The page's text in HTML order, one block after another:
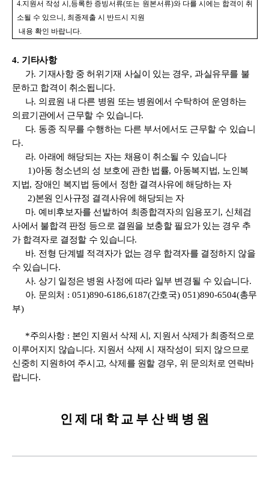
4.지원서 작성 시,등록한 증빙서류(또는 원본서류)와 다를 시에는 합격이 취
소될 수 있으니 , 최종제출 시 반드시 지원
내용 확인 바랍니다.
4. 기타사항
가. 기재사항 중 허위기재 사실이 있는 경우,과실유무를 불
문하고 합격이 취소됩니다.
나. 의료원 내 다른 병원 또는 병원에서 수탁하여 운영하는
의료기관에서 근무할 수 있습니다.
다. 동종 직무를 수행하는 다른 부서에서도 근무할 수 있습니
다.
라. 아래에 해당되는 자는 채용이 취소될 수 있습니다
1)아동 청소년의 성 보호에 관한 법률, 아동복지법, 노인복
지법, 장애인 복지법 등에서 정한 결격사유에 해당하는 자
2)본원 인사규정 결격사유에 해당되는 자
마.예비후보자를 선발하여 최종합격자의 임용포기 , 신체검
사에서 불합격 판정 등으로 결원을 보충할 필요가 있는 경우 추
가 합격자로 결정할 수 있습니다.
바. 전형 단계별 적격자가 없는 경우 합격자를 결정하지 않을
수 있습니다.
사.상기 일정은 병원 사정에 따라 일부 변경될 수 있습니다.
아. 문의처 : 051)890-6186,6187(간호국) 051)890-6504(총무
부)
*주의사항 : 본인 지원서 삭제 시 , 지원서 삭제가 최종적으로
이루어지지 않습니다. 지원서 삭제 시 재작성이 되지 않으므로
신중히 지원하여 주시고,삭제를 원할 경우, 위 문의처로 연락바
랍니다.
인 제 대 학 교 부 산 백 병 원